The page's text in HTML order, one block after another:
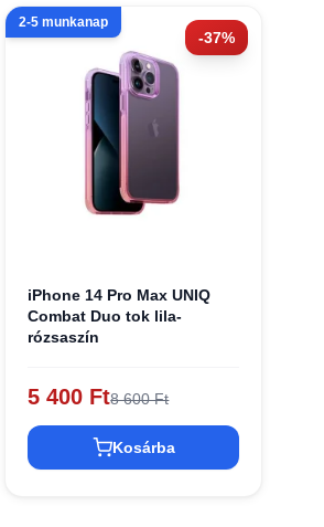
-37%
2-5 munkanap
iPhone 14 Pro Max UNIQ
Combat Duo tok lila-
rózsaszín
5 400 Ft8 600 Ft
Kosárba